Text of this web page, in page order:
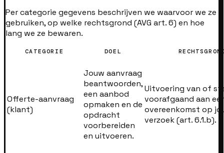
Per categorie gegevens beschrijven we waarvoor we ze
gebruiken, op welke rechtsgrond (AVG art. 6) en hoe
lang we ze bewaren.
CATEGORIE DOEL
Offerte-aanvraag
(klant)
Jouw aanvraag
beantwoorden,
een aanbod
opmaken en de
opdracht
voorbereiden
en uitvoeren.
Uitvoering van of
voorafgaand aan
overeenkomst op
verzoek (art. 6.1.b).